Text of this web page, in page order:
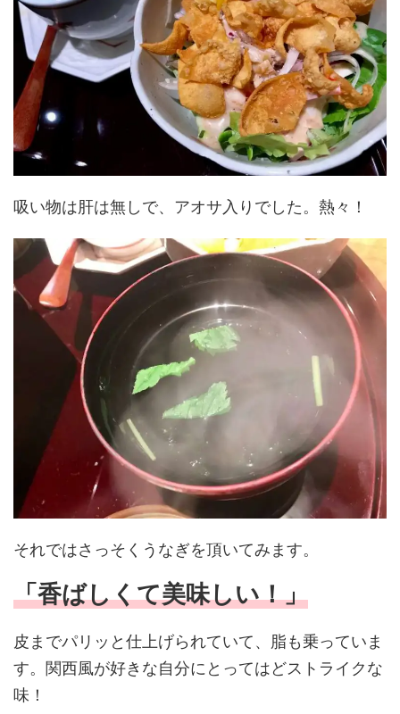
吸い物は肝は無しで、アオサ入りでした。熱々！
それではさっそくうなぎを頂いてみます。
「香ばしくて美味しい！」
皮までパリッと仕上げられていて、脂も乗っていま
す。関西風が好きな自分にとってはどストライクな
味！